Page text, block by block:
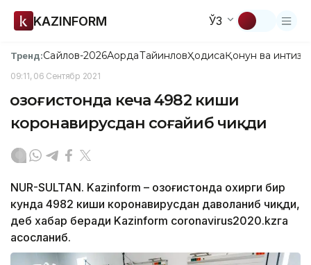
KAZINFORM ЎЗ
Тренд:Сайлов-2026АқордаТайинловҲодисаҚонун ва
09:11, 06 Сентябр 2021
Қозоғистонда кеча 4982 киши
коронавирусдан соғайиб чиқди
NUR-SULTAN. Kazinform – Қозоғистонда охирги бир
кунда 4982 киши коронавирусдан даволаниб чиқди,
деб хабар беради Kazinform coronavirus2020.kzга
асосланиб.